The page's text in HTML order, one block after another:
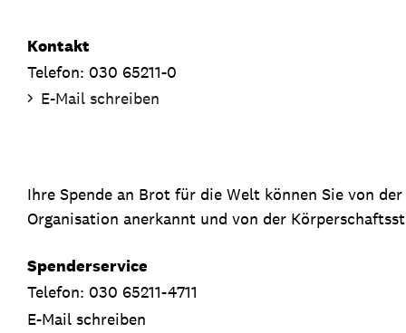
Kontakt
Telefon: 030 65211-0
E-Mail schreiben
Ihre Spende an Brot für die Welt können Sie von
Organisation anerkannt und von der
Spenderservice
Telefon: 030 65211-4711
E-Mail schreiben